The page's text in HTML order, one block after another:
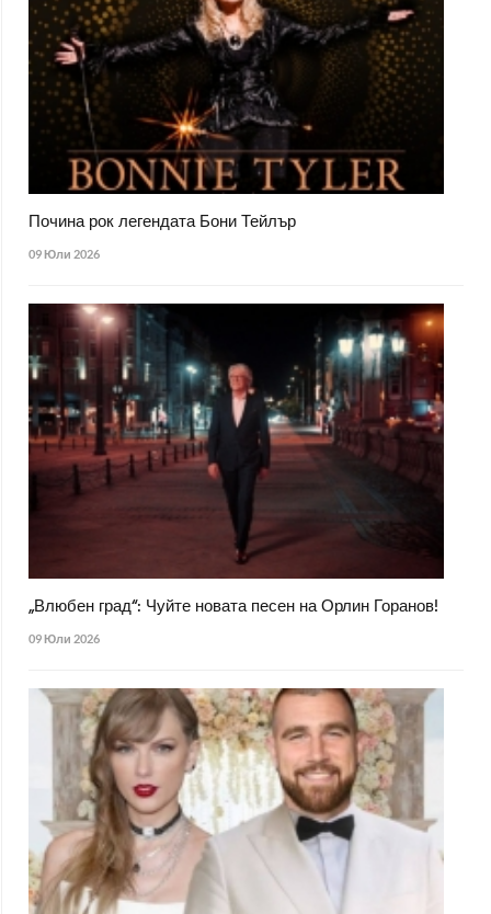
Почина рок легендата Бони Тейлър
09 Юли 2026
„Влюбен град“: Чуйте новата песен на Орлин Горанов!
09 Юли 2026